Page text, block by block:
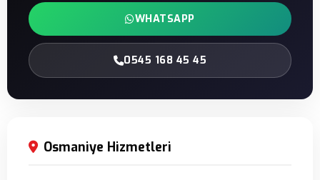
WHATSAPP
0545 168 45 45
Osmaniye Hizmetleri